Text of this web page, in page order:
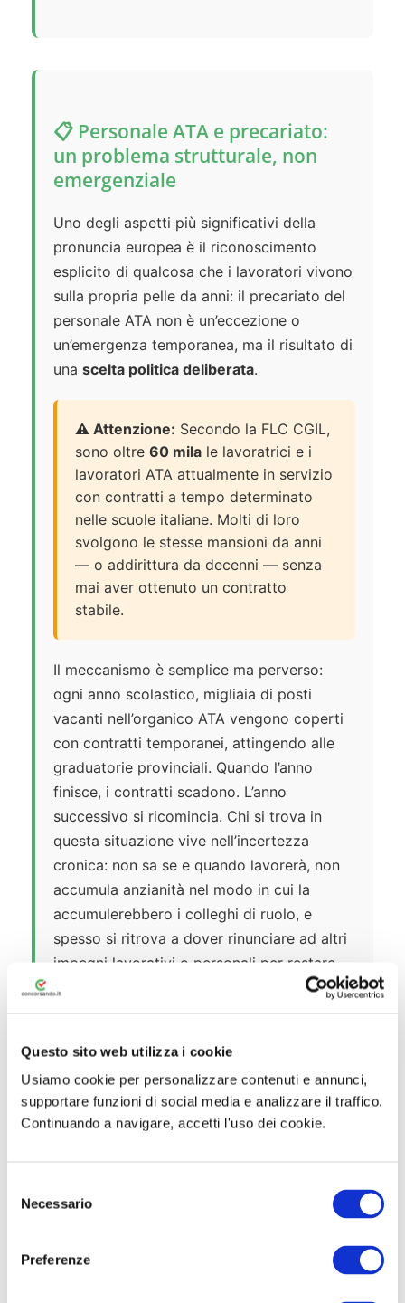
Questo sito web utilizza i cookie
Usiamo cookie per personalizzare contenuti e annunci,
supportare funzioni di social media e analizzare il traffico.
Continuando a navigare, accetti l'uso dei cookie.
Necessario
Preferenze
📋 Personale ATA e precariato:
un problema strutturale, non
emergenziale
Uno degli aspetti più significativi della
pronuncia europea è il riconoscimento
esplicito di qualcosa che i lavoratori vivono
sulla propria pelle da anni: il precariato del
personale ATA non è un’eccezione o
un’emergenza temporanea, ma il risultato di
una scelta politica deliberata.
⚠️ Attenzione: Secondo la FLC CGIL,
sono oltre 60 mila le lavoratrici e i
lavoratori ATA attualmente in servizio
con contratti a tempo determinato
nelle scuole italiane. Molti di loro
svolgono le stesse mansioni da anni
— o addirittura da decenni — senza
mai aver ottenuto un contratto
stabile.
Il meccanismo è semplice ma perverso:
ogni anno scolastico, migliaia di posti
vacanti nell’organico ATA vengono coperti
con contratti temporanei, attingendo alle
graduatorie provinciali. Quando l’anno
finisce, i contratti scadono. L’anno
successivo si ricomincia. Chi si trova in
questa situazione vive nell’incertezza
cronica: non sa se e quando lavorerà, non
accumula anzianità nel modo in cui la
accumulerebbero i colleghi di ruolo, e
spesso si ritrova a dover rinunciare ad altri
impegni lavorativi o personali per restare
disponibile.
sulla vita delle persone: difficoltà ad
accedere a mutui, impossibilità di
programmare il futuro, stress da precarietà,
scarso potere contrattuale. E tutto ciò
indeterminato, spesso fianco a fianco con